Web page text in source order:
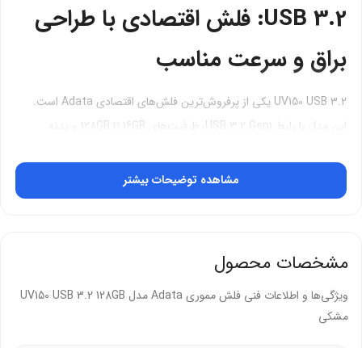
USB 3.2: فلش اقتصادی با طراحی
براق و سرعت مناسب
UV150 USB 3.2 یکی از پرفروش‌ترین فلش‌های اقتصادی Adata است.
آویز، درپوش محافظ و گارانتی 60 ماهه آونگ انتخاب می‌کنند. شما با
UV150 فایل‌های روزمره را سریع و ایمن منتقل می‌کنید.
حلقه بند آویز برای جلوگیری از گم شدن
مشاهده توضیحات بیشتر
مشخصات محصول
ویژگی‌ها و اطلاعات فنی فلش مموری Adata مدل UV150 USB 3.2 128GB
مشکی